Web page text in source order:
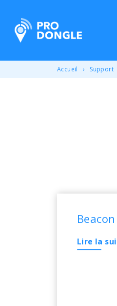
ProDongle
Accueil Support
Beacon
Lire la